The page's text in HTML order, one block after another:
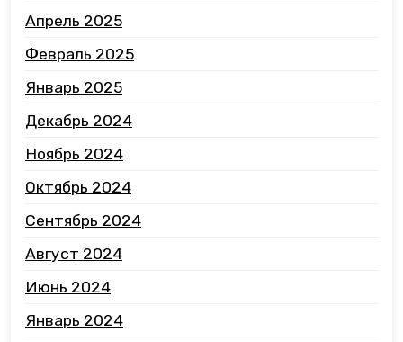
Апрель 2025
Февраль 2025
Январь 2025
Декабрь 2024
Ноябрь 2024
Октябрь 2024
Сентябрь 2024
Август 2024
Июнь 2024
Январь 2024